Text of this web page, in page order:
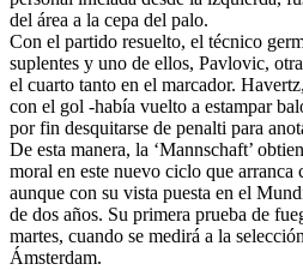
del área a la cepa del palo.
Con el partido resuelto, el técnico
suplentes y uno de ellos, Pavlovic,
el cuarto tanto en el marcador.
con el gol -había vuelto a estampar
por fin desquitarse de penalti para
De esta manera, la ‘Mannschaft’
moral en este nuevo ciclo que
aunque con su vista puesta en el
de dos años. Su primera prueba de
martes, cuando se medirá a la
Ámsterdam.